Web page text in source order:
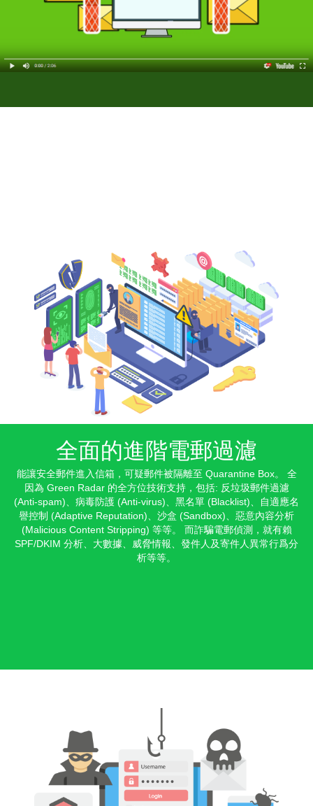
全面的進階電郵過濾
能讓安全郵件進入信箱，可疑郵件被隔離至 Quarantine Box。 全
因為 Green Radar的全方位技術支持，包括: 反垃圾郵件過濾
(Anti-spam) 、病毒防護 (Anti-virus) 、黑名單 (Blacklist) 、自適應名
譽控制 (Adaptive Reputation) 、沙盒 (Sandbox) 、惡意內容分析
(Malicious Content Stripping) 等等。 而詐騙電郵偵測，就有賴
SPF/DKIM 分析、大數據、威脅情報、發件人及寄件人異常行爲分
析等等。